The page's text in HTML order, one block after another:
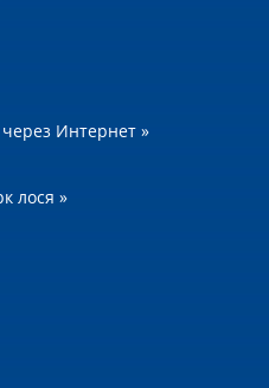
Интернет »
лося »